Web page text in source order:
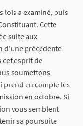
lois a examiné, puis
Cette
suite aux
d'une précédente
cet esprit de
soumettons
prend en compte les
en octobre. Si
vous semblent
sa poursuite